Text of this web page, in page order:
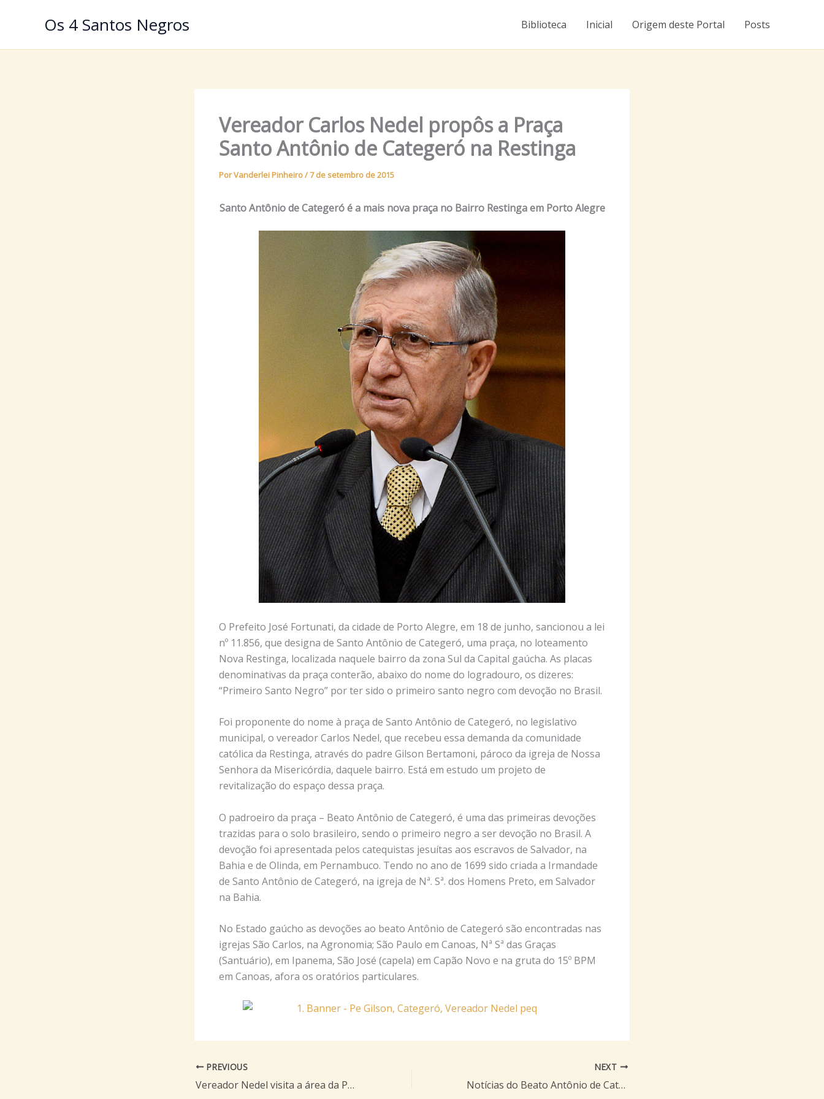
Os 4 Santos Negros Biblioteca Inicial Origem deste Portal Posts
Vereador Carlos Nedel propôs a Praça
Santo Antônio de Categeró na Restinga
PorVanderlei Pinheiro/7 de setembro de 2015
Santo Antônio de Categeró é a mais nova praça no Bairro Restinga em Porto Alegre
O Prefeito José Fortunati, da cidade de Porto Alegre, em 18 de junho, sancionou a lei
nº 11.856, que designa de Santo Antônio de Categeró, uma praça, no loteamento
Nova Restinga, localizada naquele bairro da zona Sul da Capital gaúcha. As placas
denominativas da praça conterão, abaixo do nome do logradouro, os dizeres:
“Primeiro Santo Negro” por ter sido o primeiro santo negro com devoção no Brasil.
Foi proponente do nome à praça de Santo Antônio de Categeró, no legislativo
municipal, o vereador Carlos Nedel, que recebeu essa demanda da comunidade
católica da Restinga, através do padre Gilson Bertamoni, pároco da igreja de Nossa
Senhora da Misericórdia, daquele bairro. Está em estudo um projeto de
revitalização do espaço dessa praça.
O padroeiro da praça – Beato Antônio de Categeró, é uma das primeiras devoções
trazidas para o solo brasileiro, sendo o primeiro negro a ser devoção no Brasil. A
devoção foi apresentada pelos catequistas jesuítas aos escravos de Salvador, na
Bahia e de Olinda, em Pernambuco. Tendo no ano de 1699 sido criada a Irmandade
de Santo Antônio de Categeró, na igreja de Nª. Sª. dos Homens Preto, em Salvador
na Bahia.
No Estado gaúcho as devoções ao beato Antônio de Categeró são encontradas nas
igrejas São Carlos, na Agronomia; São Paulo em Canoas, Nª Sª das Graças
(Santuário), em Ipanema, São José (capela) em Capão Novo e na gruta do 15º BPM
em Canoas, afora os oratórios particulares.
PREVIOUS
Vereador Nedel visita a área da Praça a Santo Antônio de Categeró
NEXT
Notícias do Beato Antônio de Categeró na Igreja São Carlos Poa/RS